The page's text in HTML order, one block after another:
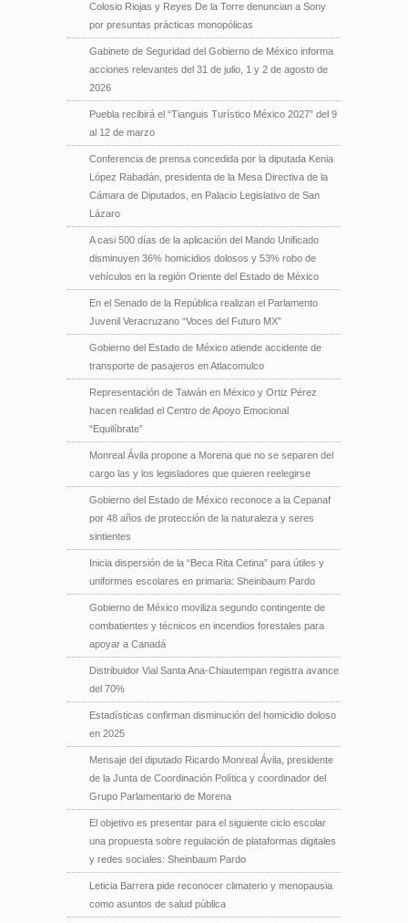
Colosio Riojas y Reyes De la Torre denuncian a Sony
por presuntas prácticas monopólicas
Gabinete de Seguridad del Gobierno de México informa
acciones relevantes del 31 de julio, 1 y 2 de agosto de
2026
Puebla recibirá el “Tianguis Turístico México 2027” del 9
al 12 de marzo
Conferencia de prensa concedida por la diputada Kenia
López Rabadán, presidenta de la Mesa Directiva de la
Cámara de Diputados, en Palacio Legislativo de San
Lázaro
A casi 500 días de la aplicación del Mando Unificado
disminuyen 36% homicidios dolosos y 53% robo de
vehículos en la región Oriente del Estado de México
En el Senado de la República realizan el Parlamento
Juvenil Veracruzano “Voces del Futuro MX”
Gobierno del Estado de México atiende accidente de
transporte de pasajeros en Atlacomulco
Representación de Taiwán en México y Ortiz Pérez
hacen realidad el Centro de Apoyo Emocional
“Equilíbrate”
Monreal Ávila propone a Morena que no se separen del
cargo las y los legisladores que quieren reelegirse
Gobierno del Estado de México reconoce a la Cepanaf
por 48 años de protección de la naturaleza y seres
sintientes
Inicia dispersión de la “Beca Rita Cetina” para útiles y
uniformes escolares en primaria: Sheinbaum Pardo
Gobierno de México moviliza segundo contingente de
combatientes y técnicos en incendios forestales para
apoyar a Canadá
Distribuidor Vial Santa Ana-Chiautempan registra avance
del 70%
Estadísticas confirman disminución del homicidio doloso
en 2025
Mensaje del diputado Ricardo Monreal Ávila, presidente
de la Junta de Coordinación Política y coordinador del
Grupo Parlamentario de Morena
El objetivo es presentar para el siguiente ciclo escolar
una propuesta sobre regulación de plataformas digitales
y redes sociales: Sheinbaum Pardo
Leticia Barrera pide reconocer climaterio y menopausia
como asuntos de salud pública